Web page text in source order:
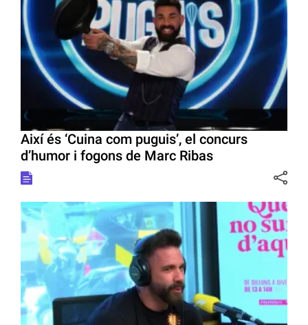
Així és ‘Cuina com puguis’, el concurs
d’humor i fogons de Marc Ribas